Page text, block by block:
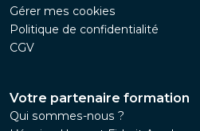
Gérer mes cookies
Politique de confidentialité
CGV
Votre partenaire formation
Qui sommes-nous ?